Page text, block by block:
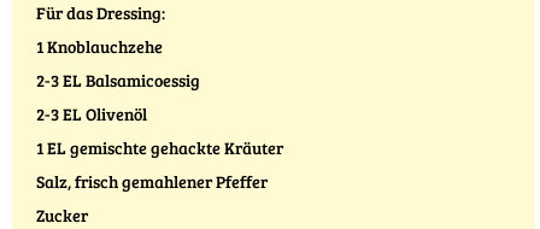
Für das Dressing:
1 Knoblauchzehe
2-3 EL Balsamicoessig
2-3 EL Olivenöl
1 EL gemischte gehackte Kräuter
Salz, frisch gemahlener Pfeffer
Zucker